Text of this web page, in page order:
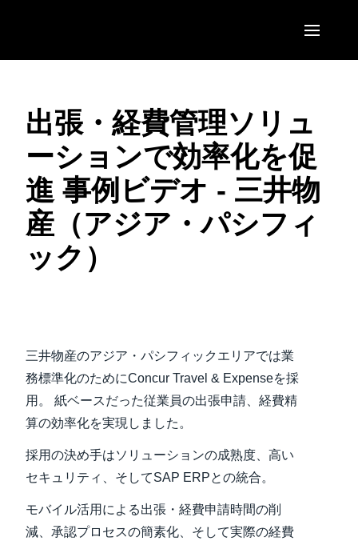
United States (English)
Canada (English)
Canada (Français)
México (Español)
EUROPE
United Kingdom (English)
France (Français)
Deutschland (Deutsch)
Denmark (English)
Belgium (English)
España (Español)
ASIA PACIFIC
Australia (English)
出張・経費管理ソリュ
ーションで効率化を促
進 事例ビデオ - 三井物
産（アジア・パシフィ
ック）
三井物産のアジア・パシフィックエリアでは業
務標準化のためにConcur Travel & Expenseを採
用。 紙ベースだった従業員の出張申請、経費精
算の効率化を実現しました。
採用の決め手はソリューションの成熟度、高い
セキュリティ、そしてSAP ERPとの統合。
モバイル活用による出張・経費申請時間の削
減、承認プロセスの簡素化、そして実際の経費